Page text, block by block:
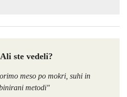
Ali ste vedeli?
meso po mokri, suhi in
metodi"